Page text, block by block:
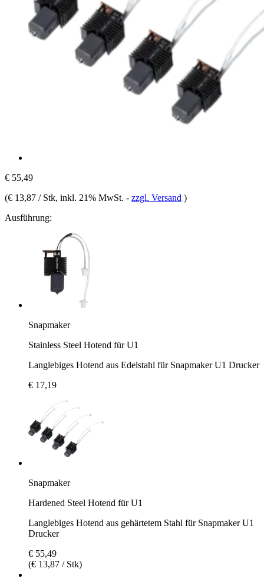
€ 55,49
(€ 13,87 / Stk, inkl. 21% MwSt. - zzgl. Versand )
Ausführung:
Snapmaker
Stainless Steel Hotend für U1
Langlebiges Hotend aus Edelstahl für Snapmaker U1 Drucker
€ 17,19
Snapmaker
Hardened Steel Hotend für U1
Langlebiges Hotend aus gehärtetem Stahl für Snapmaker U1
Drucker
€ 55,49
(€ 13,87 / Stk)